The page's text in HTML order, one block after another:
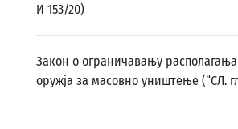
И 153/20)
Закон о ограничавању
оружја за масовно уништење (“СЛ.